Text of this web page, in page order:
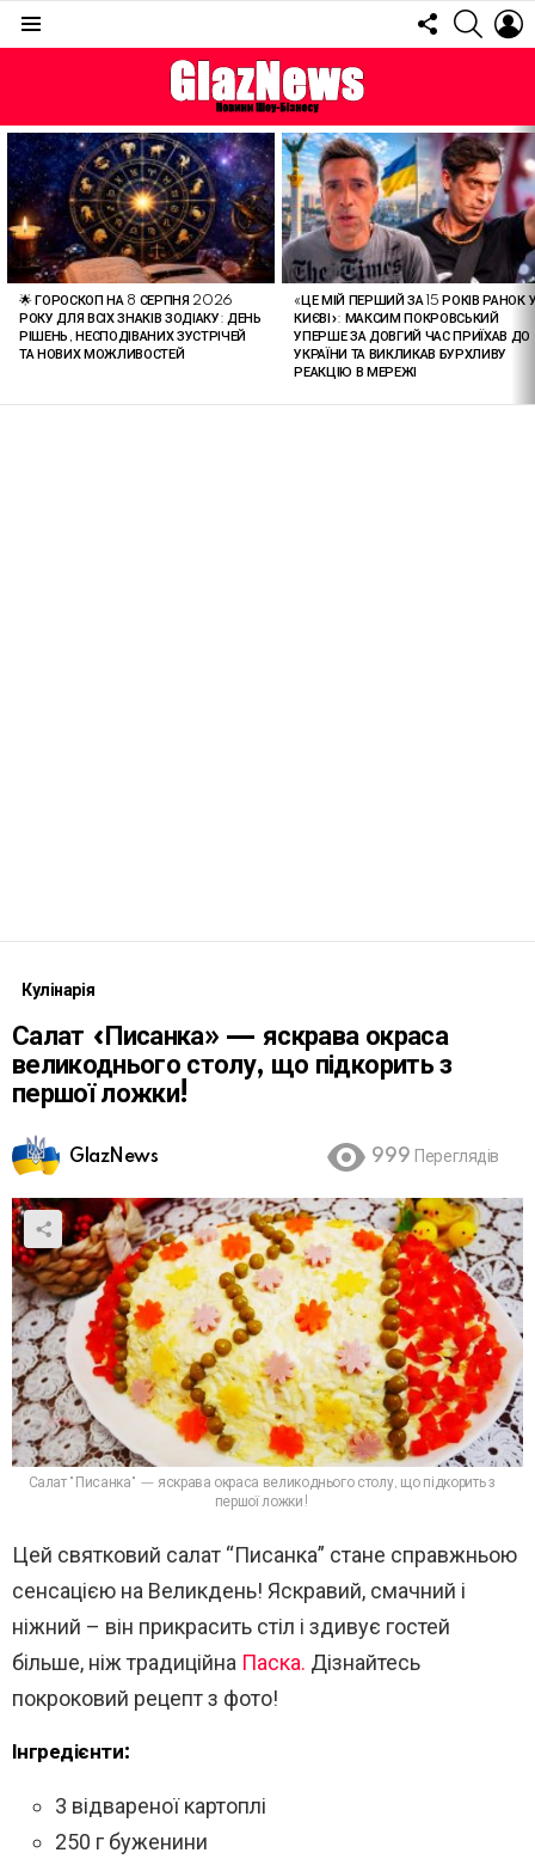
FOLLOW
US
ОСТАННІ
СТАТТІ
🌟 ГОРОСКОП НА 8 СЕРПНЯ 2026
РОКУ ДЛЯ ВСІХ ЗНАКІВ ЗОДІАКУ: ДЕНЬ
РІШЕНЬ, НЕСПОДІВАНИХ ЗУСТРІЧЕЙ
ТА НОВИХ МОЖЛИВОСТЕЙ
«ЦЕ МІЙ ПЕРШИЙ ЗА 15 РОКІВ РАНОК
КИЄВІ»: МАКСИМ ПОКРОВСЬКИЙ
УПЕРШЕ ЗА ДОВГИЙ ЧАС ПРИЇХАВ ДО
УКРАЇНИ ТА ВИКЛИКАВ БУРХЛИВУ
РЕАКЦІЮ В МЕРЕЖІ
Кулінарія
Салат «Писанка» — яскрава окраса
великоднього столу, що підкорить з
першої ложки!
GlazNews 999 Переглядів
Салат "Писанка" — яскрава окраса великоднього столу, що підкорить з
першої ложки!
Цей святковий салат “Писанка” стане справжньою
сенсацією на Великдень! Яскравий, смачний і
ніжний – він прикрасить стіл і здивує гостей
більше, ніж традиційна Паска. Дізнайтесь
покроковий рецепт з фото!
Інгредієнти:
3 відвареної картоплі
250 г буженини